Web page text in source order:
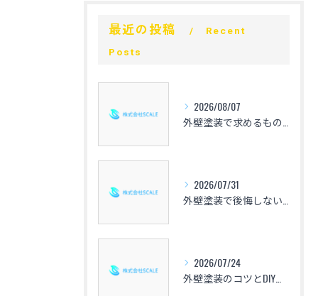
最近の投稿
Recent
Posts
2026/08/07
2026/07/31
2026/07/24